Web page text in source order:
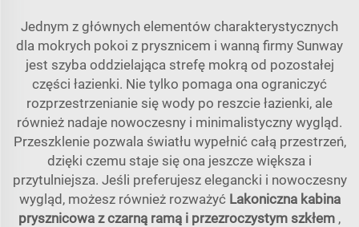
Jednym z głównych elementów charakterystycznych
dla mokrych pokoi z prysznicem i wanną firmy Sunway
jest szyba oddzielająca strefę mokrą od pozostałej
części łazienki. Nie tylko pomaga ona ograniczyć
rozprzestrzenianie się wody po reszcie łazienki, ale
również nadaje nowoczesny i minimalistyczny wygląd.
Przeszklenie pozwala światłu wypełnić całą przestrzeń,
dzięki czemu staje się ona jeszcze większa i
przytulniejsza. Jeśli preferujesz elegancki i nowoczesny
wygląd, możesz również rozważyć Lakoniczna kabina
prysznicowa z czarną ramą i przezroczystym szkłem ,